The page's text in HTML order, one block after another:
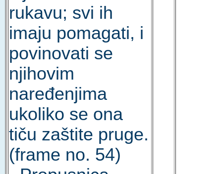
rukavu; svi ih
imaju pomagati, i
povinovati se
njihovim
naređenjima
ukoliko se ona
tiču zaštite pruge.
(frame no. 54)